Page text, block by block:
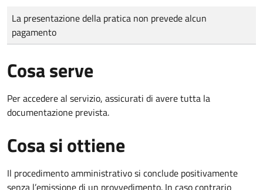
Tipo di pagamento
Importo
La presentazione della pratica non prevede alcun
pagamento
Cosa serve
Per accedere al servizio, assicurati di avere tutta la
documentazione prevista.
Cosa si ottiene
Il procedimento amministrativo si conclude positivamente
senza l’emissione di un provvedimento. In caso contrario